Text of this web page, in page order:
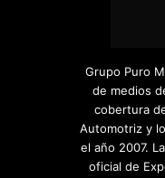
Grupo Puro
de medios
cobertura
Automotriz y
el año 2007.
oficial de